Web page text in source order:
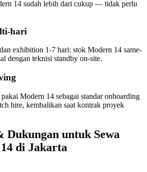
14 sudah lebih dari cukup — tidak perlu
hari
exhibition 1-7 hari: stok Modern 14 same-
dengan teknisi standby on-site.
Modern 14 sebagai standar onboarding
hire, kembalikan saat kontrak proyek
Dukungan untuk Sewa
di Jakarta